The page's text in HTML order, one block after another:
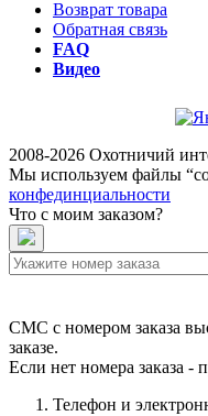
Возврат товара
Обратная связь
FAQ
Видео
2008-2026 Охотничий
Мы используем файлы
конфединциальности
Что с моим заказом?
СМС с номером заказа
заказе.
Если нет номера заказа -
Телефон и